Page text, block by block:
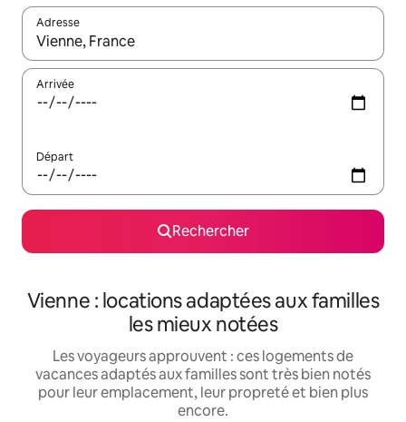
Adresse
Lorsque les résultats s'affichent, utilisez les flèches vers le
Arrivée
Départ
Rechercher
Vienne : locations adaptées aux familles
les mieux notées
Les voyageurs approuvent : ces logements de
vacances adaptés aux familles sont très bien notés
pour leur emplacement, leur propreté et bien plus
encore.